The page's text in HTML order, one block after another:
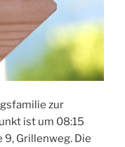
zur
ist um 08:15
9, Grillenweg. Die